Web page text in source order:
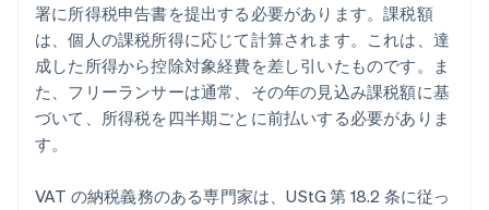
署に所得税申告書を提出する必要があります。課税額
は、個人の課税所得に応じて計算されます。これは、達
成した所得から控除対象経費を差し引いたものです。ま
た、フリーランサーは通常、その年の見込み課税額に基
づいて、所得税を四半期ごとに前払いする必要がありま
す。
VAT の納税義務のある専門家は、UStG 第 18.2 条に従っ